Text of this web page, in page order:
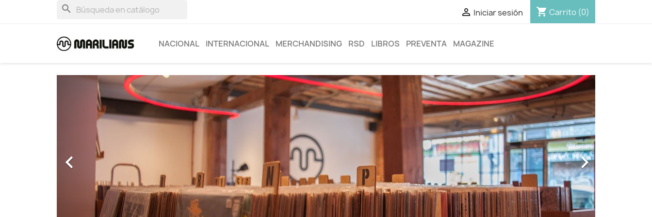
search  Iniciar sesión shopping_cart Carrito (0)
NACIONAL INTERNACIONAL MERCHANDISING RSD LIBROS PREVENTA MAGAZINE
 